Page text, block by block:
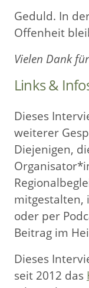
Geduld. In
Offenheit
Vielen Dank
Links &
Dieses
weiterer
Diejenigen,
mitgestalten,
oder per
Beitrag im
Dieses
seit 2012 das